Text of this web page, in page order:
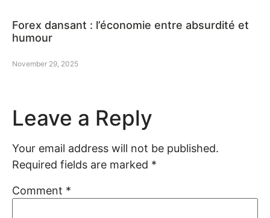
Forex dansant : l’économie entre absurdité et
humour
November 29, 2025
Leave a Reply
Your email address will not be published.
Required fields are marked *
Comment *